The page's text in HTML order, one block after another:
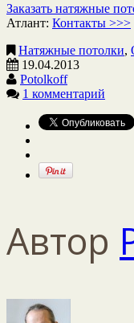
Заказать натяжные
Атлант: Контакты >>>
Натяжные потолки,
19.04.2013
Potolkoff
1 комментарий
Автор